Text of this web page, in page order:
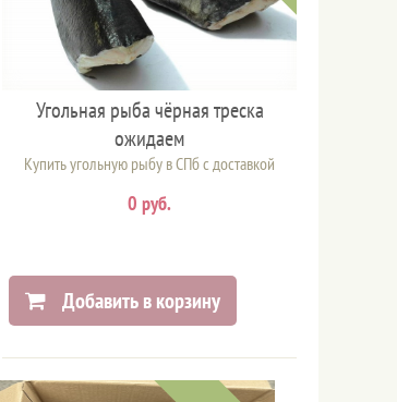
Угольная рыба чёрная треска
ожидаем
Купить угольную рыбу в СПб с доставкой
0 руб.
Добавить в корзину